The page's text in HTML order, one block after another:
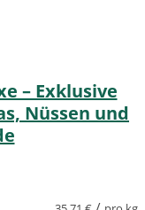
– Exklusive
Nüssen und